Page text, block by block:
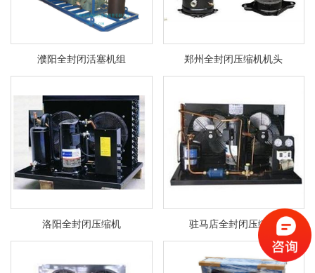
濮阳全封闭活塞机组 郑州全封闭压缩机机头
洛阳全封闭压缩机 驻马店全封闭压缩机